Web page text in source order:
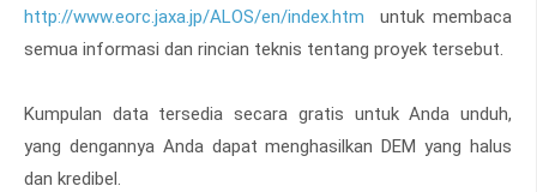
http://www.eorc.jaxa.jp/ALOS/en/index.htm untuk membaca
semua informasi dan rincian teknis tentang proyek tersebut.
Kumpulan data tersedia secara gratis untuk Anda unduh,
yang dengannya Anda dapat menghasilkan DEM yang halus
dan kredibel.